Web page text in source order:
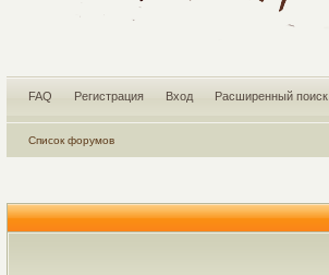
FAQ Регистрация Вход Расширенный поиск
Список форумов